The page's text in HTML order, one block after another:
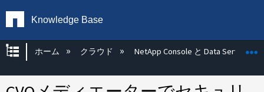
Knowledge Base
グローバル階層を展開/折りたたむ
ホーム クラウド NetApp Console と Data Services